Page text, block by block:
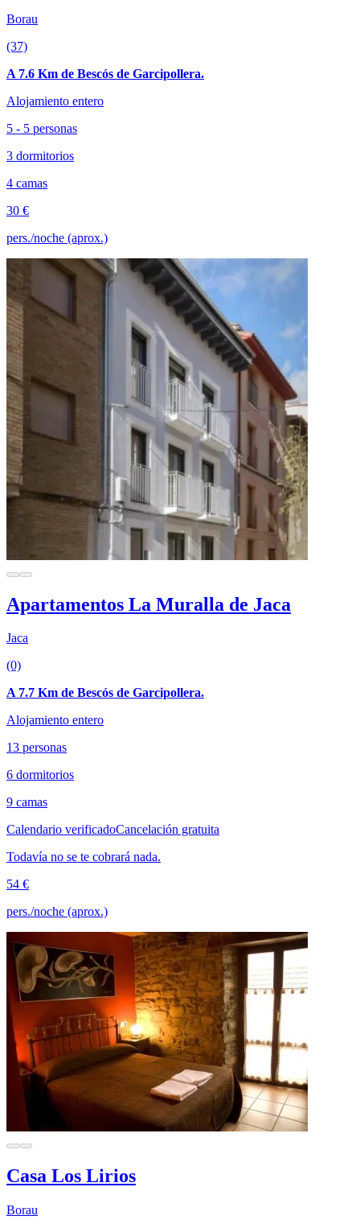
Borau
(37)
A 7.6 Km de Bescós de Garcipollera.
Alojamiento entero
5 - 5 personas
3 dormitorios
4 camas
30 €
pers./noche (aprox.)
Apartamentos La Muralla de Jaca
Jaca
(0)
A 7.7 Km de Bescós de Garcipollera.
Alojamiento entero
13 personas
6 dormitorios
9 camas
Calendario verificadoCancelación gratuita
Todavía no se te cobrará nada.
54 €
pers./noche (aprox.)
Casa Los Lirios
Borau